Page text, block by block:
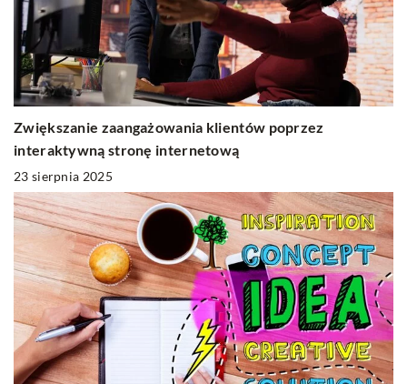
Zwiększanie zaangażowania klientów poprzez
interaktywną stronę internetową
23 sierpnia 2025